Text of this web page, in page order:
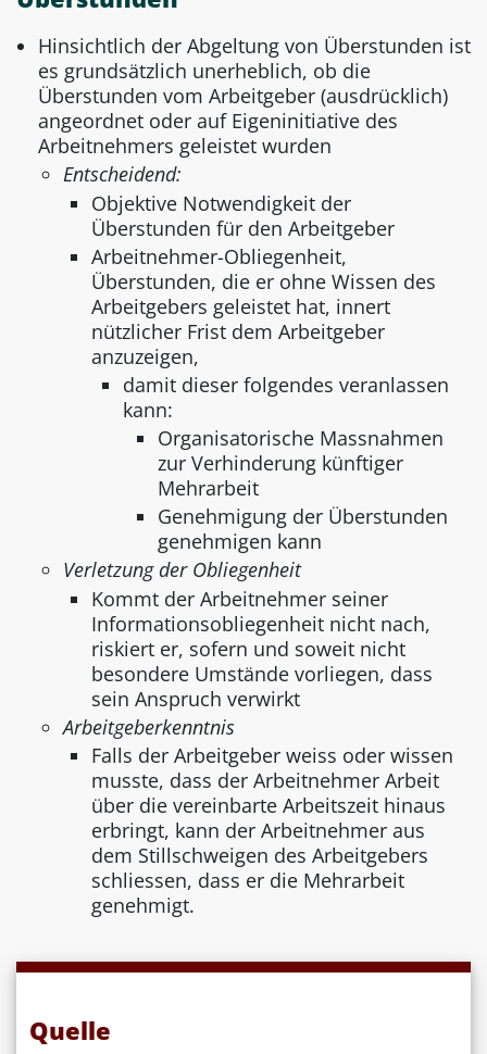
Hinsichtlich der Abgeltung von Überstunden ist
es grundsätzlich unerheblich, ob die
Überstunden vom Arbeitgeber (ausdrücklich)
angeordnet oder auf Eigeninitiative des
Arbeitnehmers geleistet wurden
Entscheidend:
Objektive Notwendigkeit der
Überstunden für den Arbeitgeber
Arbeitnehmer-Obliegenheit,
Überstunden, die er ohne Wissen des
Arbeitgebers geleistet hat, innert
nützlicher Frist dem Arbeitgeber
anzuzeigen,
damit dieser folgendes veranlassen
kann:
Organisatorische Massnahmen
zur Verhinderung künftiger
Mehrarbeit
Genehmigung der Überstunden
genehmigen kann
Verletzung der Obliegenheit
Kommt der Arbeitnehmer seiner
Informationsobliegenheit nicht nach,
riskiert er, sofern und soweit nicht
besondere Umstände vorliegen, dass
sein Anspruch verwirkt
Arbeitgeberkenntnis
Falls der Arbeitgeber weiss oder wissen
musste, dass der Arbeitnehmer Arbeit
über die vereinbarte Arbeitszeit hinaus
erbringt, kann der Arbeitnehmer aus
dem Stillschweigen des Arbeitgebers
schliessen, dass er die Mehrarbeit
genehmigt.
Quelle